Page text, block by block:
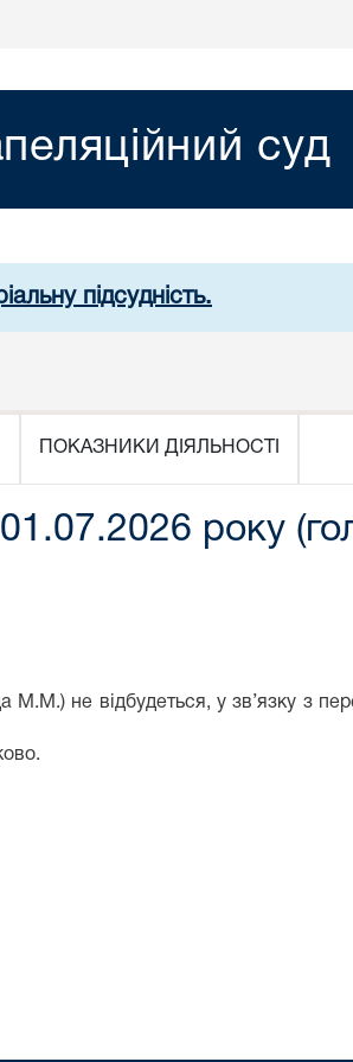
суд
підсудність.
ПОКАЗНИКИ ДІЯЛЬНОСТІ
року
не відбудеться, у зв’язку з